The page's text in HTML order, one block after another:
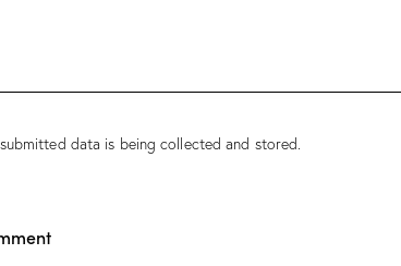
data is beingcollected and stored